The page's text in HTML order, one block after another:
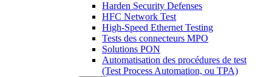
Harden Security Defenses
HFC Network Test
High-Speed Ethernet Testing
Tests des connecteurs MPO
Solutions PON
Automatisation des procédures de test
(Test Process Automation, ou TPA)